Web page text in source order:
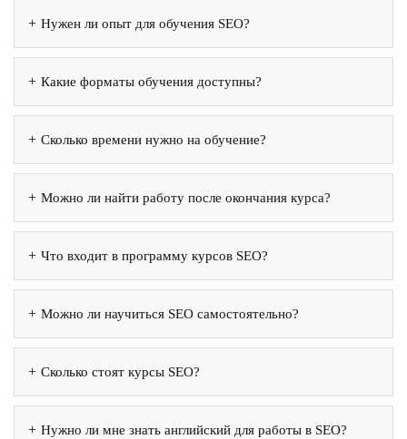
Нужен ли опыт для обучения SEO?
Какие форматы обучения доступны?
Сколько времени нужно на обучение?
Можно ли найти работу после окончания курса?
Что входит в программу курсов SEO?
Можно ли научиться SEO самостоятельно?
Сколько стоят курсы SEO?
Нужно ли мне знать английский для работы в SEO?